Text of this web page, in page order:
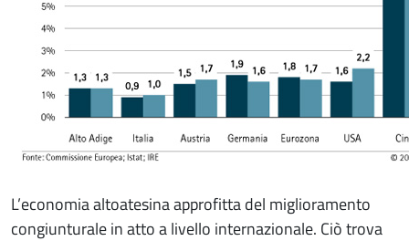
L’economia altoatesina approfitta del miglioramento
congiunturale in atto a livello internazionale. Ciò trova